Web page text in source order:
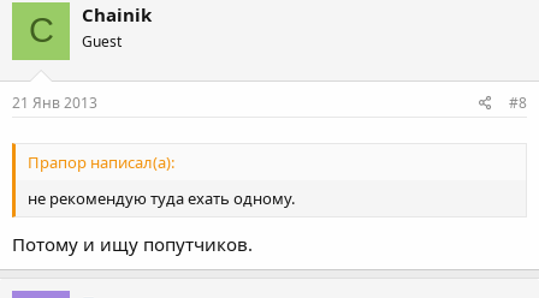
C Chainik
Guest
21 Янв 2013 #8
Прапор написал(а):
не рекомендую туда ехать одному.
Потому и ищу попутчиков.